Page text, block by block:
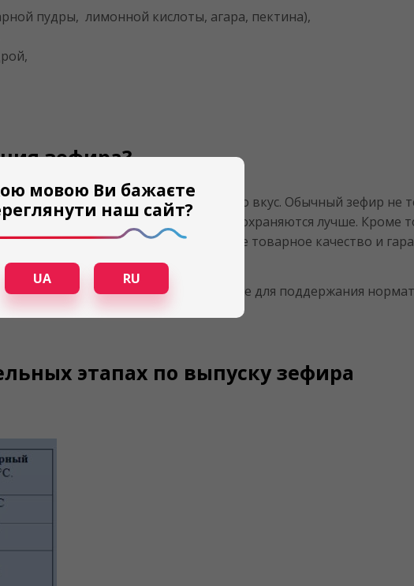
пудры, лимонной кислоты, агара, пектина),
зефира?
хранения зефира и улучшить его вкус. Обычный зефир не
упаковке свойства зефира сохраняются лучше. Кроме
обеспечивает наилучшее товарное качество и
работы линий и агрегатов, а также для поддержания
этапах по выпуску зефира
мовою Ви бажаєте
наш сайт?
UA RU